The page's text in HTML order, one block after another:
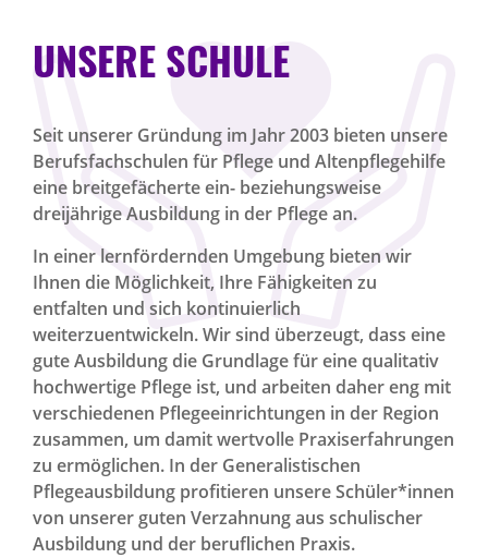
UNSERE SCHULE
Seit unserer Gründung im Jahr 2003 bieten unsere
Berufsfachschulen für Pflege und Altenpflegehilfe
eine breitgefächerte ein- beziehungsweise
dreijährige Ausbildung in der Pflege an.
In einer lernfördernden Umgebung bieten wir
Ihnen die Möglichkeit, Ihre Fähigkeiten zu
entfalten und sich kontinuierlich
weiterzuentwickeln. Wir sind überzeugt, dass eine
gute Ausbildung die Grundlage für eine qualitativ
hochwertige Pflege ist, und arbeiten daher eng mit
verschiedenen Pflegeeinrichtungen in der Region
zusammen, um damit wertvolle Praxiserfahrungen
zu ermöglichen. In der Generalistischen
Pflegeausbildung profitieren unsere Schüler*innen
von unserer guten Verzahnung aus schulischer
Ausbildung und der beruflichen Praxis.